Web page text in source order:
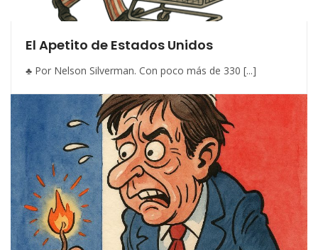
El Apetito de Estados Unidos
♣ Por Nelson Silverman. Con poco más de 330 [...]